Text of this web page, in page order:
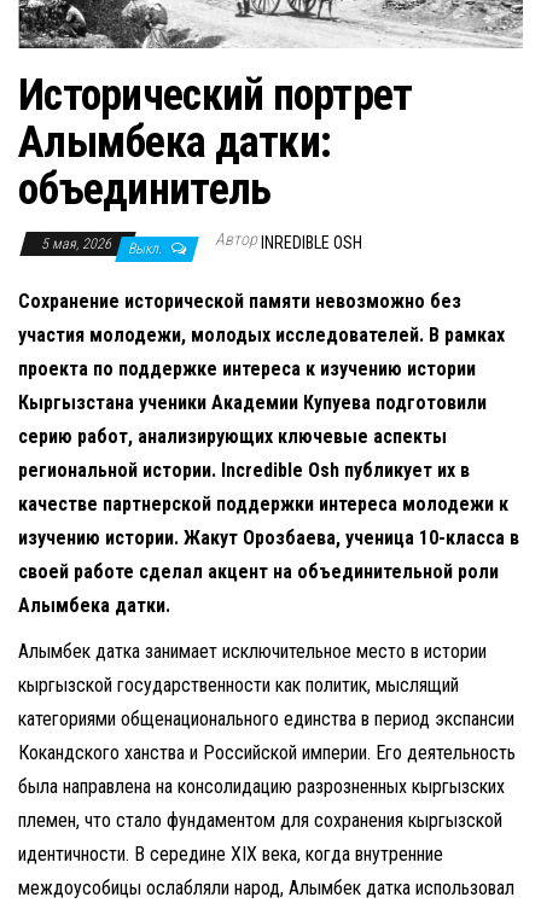
а
Исторический портрет
Алымбека датки:
объединитель
5 мая, 2026 Выкл. Автор INREDIBLE OSH
Сохранение исторической памяти невозможно без
участия молодежи, молодых исследователей. В рамках
проекта по поддержке интереса к изучению истории
Кыргызстана ученики Академии Купуева подготовили
серию работ, анализирующих ключевые аспекты
региональной истории. Incredible Osh публикует их в
качестве партнерской поддержки интереса молодежи к
изучению истории. Жакут Орозбаева, ученица 10-класса в
своей работе сделал акцент на объединительной роли
Алымбека датки.
Алымбек датка занимает исключительное место в истории
кыргызской государственности как политик, мыслящий
категориями общенационального единства в период экспансии
Кокандского ханства и Российской империи. Его деятельность
была направлена на консолидацию разрозненных кыргызских
племен, что стало фундаментом для сохранения кыргызской
идентичности. В середине XIX века, когда внутренние
междоусобицы ослабляли народ, Алымбек датка использовал